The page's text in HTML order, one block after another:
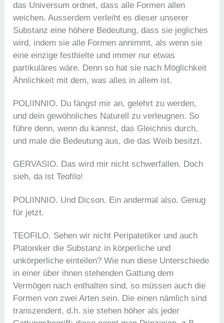
das Universum ordnet, dass alle Formen allen
weichen. Ausserdem verleiht es dieser unserer
Substanz eine höhere Bedeutung, dass sie jegliches
wird, indem sie alle Formen annimmt, als wenn sie
eine einzige festhielte und immer nur etwas
partikuläres wäre. Denn so hat sie nach Möglichkeit
Ähnlichkeit mit dem, was alles in allem ist.
POLIINNIO. Du fängst mir an, gelehrt zu werden,
und dein gewöhnliches Naturell zu verleugnen. So
führe denn, wenn du kannst, das Gleichnis durch,
und male die Bedeutung aus, die das Weib besitzt.
GERVASIO. Das wird mir nicht schwerfallen. Doch
sieh, da ist Teofilo!
POLIINNIO. Und Dicson. Ein andermal also. Genug
für jetzt.
TEOFILO. Sehen wir nicht Peripatetiker und auch
Platoniker die Substanz in körperliche und
unkörperliche einteilen? Wie nun diese Unterschiede
in einer über ihnen stehenden Gattung dem
Vermögen nach enthalten sind, so müssen auch die
Formen von zwei Arten sein. Die einen nämlich sind
transzendent, d.h. sie stehen höher als jeder